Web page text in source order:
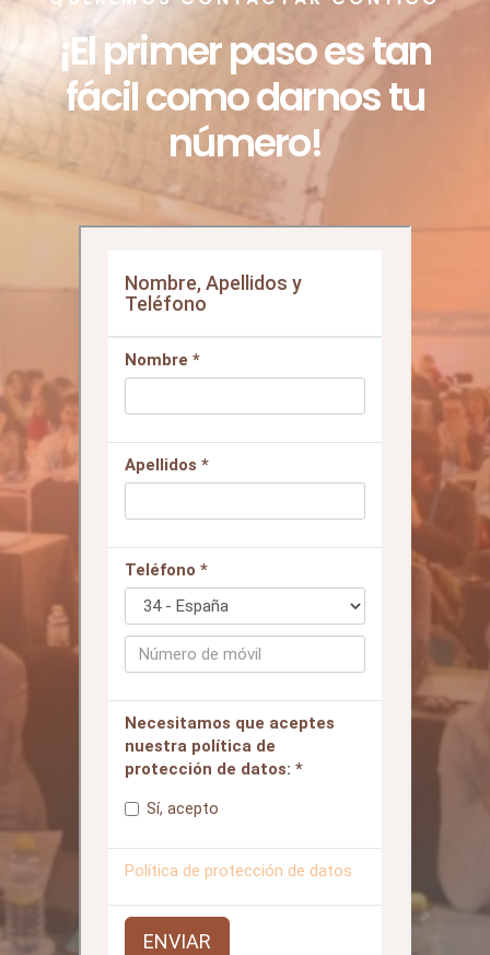
QUEREMOS CONTACTAR CONTIGO
¡El primer paso es tan
fácil como darnos tu
número!